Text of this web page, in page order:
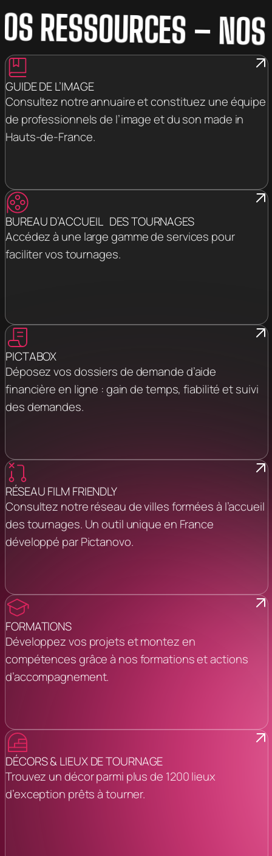
– NOS
GUIDE DE L’IMAGE
Consultez notre annuaire et constituez une équipe
de professionnels de l’image et du son made in
Hauts-de-France.
BUREAU D’ACCUEIL DES TOURNAGES
Accédez à une large gamme de services pour
faciliter vos tournages.
PICTABOX
Déposez vos dossiers de demande d’aide
financière en ligne : gain de temps, fiabilité et suivi
des demandes.
RÉSEAU FILM FRIENDLY
Consultez notre réseau de villes formées à l’accueil
des tournages. Un outil unique en France
développé par Pictanovo.
FORMATIONS
Développez vos projets et montez en
compétences grâce à nos formations et actions
d’accompagnement.
DÉCORS & LIEUX DE TOURNAGE
Trouvez un décor parmi plus de 1200 lieux
d’exception prêts à tourner.